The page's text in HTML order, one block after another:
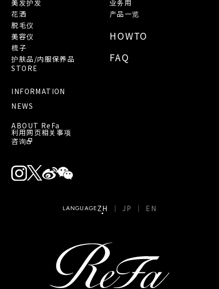
美发护发
花洒
脱毛仪
美容仪
梳子
护肤品/内服保养品
业务用
产品一览
HOWTO
FAQ
STORE
INFORMATION
NEWS
ABOUT ReFa
利用网页相关事项
咨询
LANGUAGE ZH JP EN